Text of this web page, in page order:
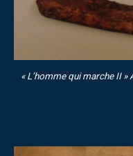
« L’homme qui marche II